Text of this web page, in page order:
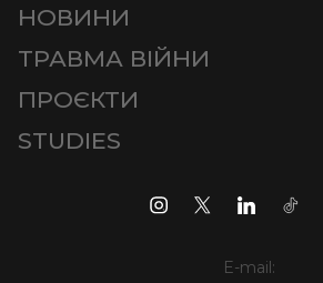
НОВИНИ
ТРАВМА ВІЙНИ
ПРОЄКТИ
STUDIES
E-mail: